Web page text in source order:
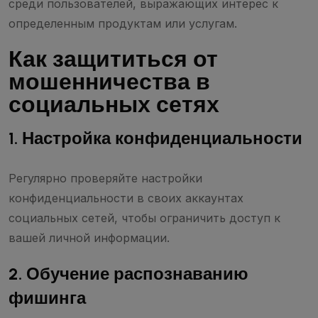
среди пользователей, выражающих интерес к
определенным продуктам или услугам.
Как защититься от
мошенничества в
социальных сетях
1. Настройка конфиденциальности
Регулярно проверяйте настройки
конфиденциальности в своих аккаунтах
социальных сетей, чтобы ограничить доступ к
вашей личной информации.
2. Обучение распознаванию
фишинга